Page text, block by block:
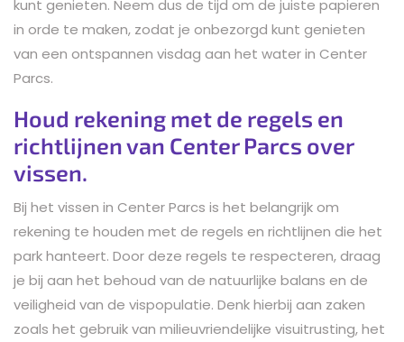
kunt genieten. Neem dus de tijd om de juiste papieren
in orde te maken, zodat je onbezorgd kunt genieten
van een ontspannen visdag aan het water in Center
Parcs.
Houd rekening met de regels en
richtlijnen van Center Parcs over
vissen.
Bij het vissen in Center Parcs is het belangrijk om
rekening te houden met de regels en richtlijnen die het
park hanteert. Door deze regels te respecteren, draag
je bij aan het behoud van de natuurlijke balans en de
veiligheid van de vispopulatie. Denk hierbij aan zaken
zoals het gebruik van milieuvriendelijke visuitrusting, het